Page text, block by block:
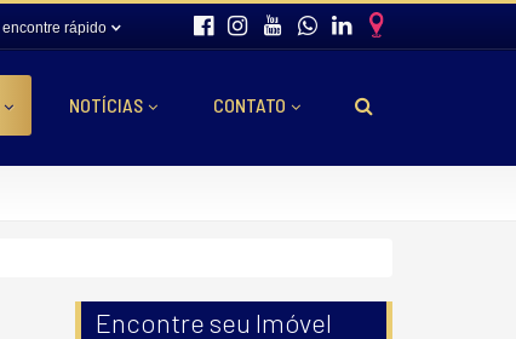
encontre rápido
NOTÍCIAS CONTATO
Encontre seu Imóvel